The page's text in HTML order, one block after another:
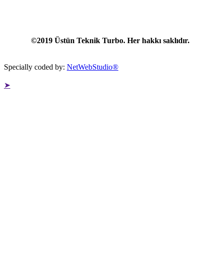
©2019 Üstün Teknik Turbo. Her hakkı saklıdır.
Specially coded by: NetWebStudio®
➤